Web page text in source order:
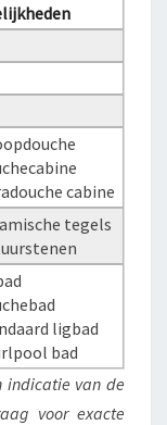
cabine
tegels
ligbad
bad
indicatie van de
voor exacte